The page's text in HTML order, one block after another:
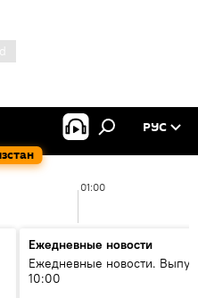
РУС
01:00
Ежедневные новости
Ежедневные новости.
10:00